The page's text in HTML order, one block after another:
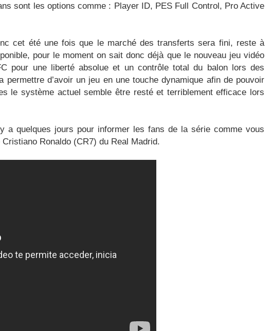
sont les options comme : Player ID, PES Full Control, Pro Active
cet été une fois que le marché des transferts sera fini, reste à
pour le moment on sait donc déjà que le nouveau jeu vidéo
pour une liberté absolue et un contrôle total du balon lors des
d’avoir un jeu en une touche dynamique afin de pouvoir
le système actuel semble être resté et terriblement efficace lors
a quelques jours pour informer les fans de la série comme vous
Ronaldo (CR7) du Real Madrid.